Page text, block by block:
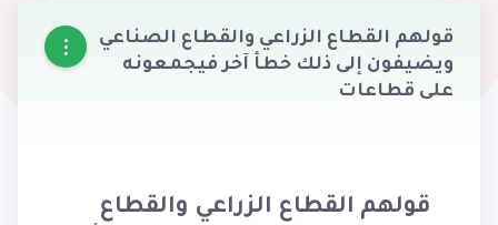
قولهم القطاع الزراعي والقطاع الصناعي
ويضيفون إلى ذلك خطأ آخر فيجمعونه
على قطاعات
قولهم القطاع الزراعي والقطاع